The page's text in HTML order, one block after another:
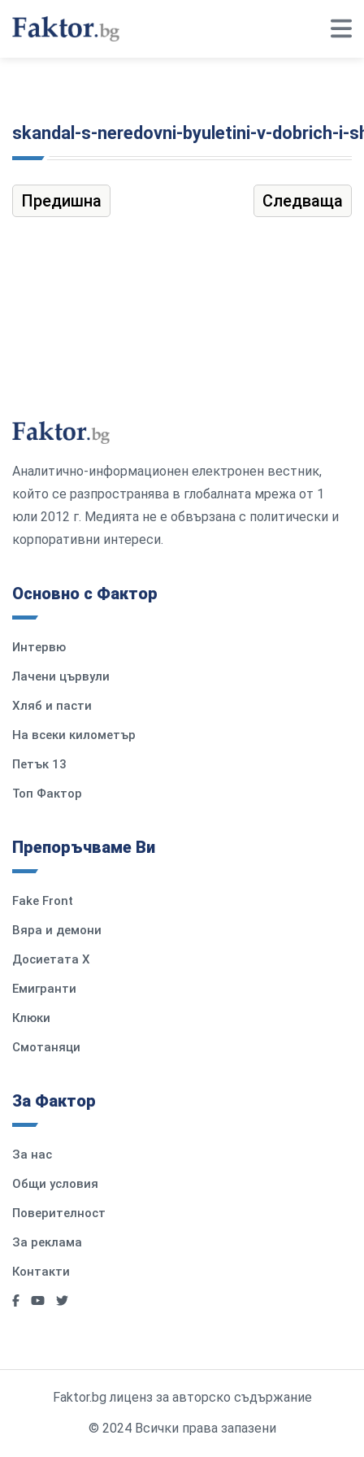
skandal-s-neredovni-byuletini-v-dobrich-i-
Предишна Следваща
Аналитично-информационен електронен вестник,
който се разпространява в глобалната мрежа от 1
юли 2012 г. Медията не е обвързана с политически и
корпоративни интереси.
Основно с Фактор
Интервю
Лачени цървули
Хляб и пасти
На всеки километър
Петък 13
Топ Фактор
Препоръчваме Ви
Fake Front
Вяра и демони
Досиетата Х
Емигранти
Клюки
Смотаняци
За Фактор
За нас
Общи условия
Поверителност
За реклама
Контакти
Faktor.bg лиценз за авторско съдържание
© 2024 Всички права запазени